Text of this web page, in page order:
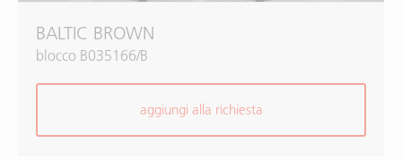
BALTIC BROWN
blocco B035166/B
aggiungi alla richiesta